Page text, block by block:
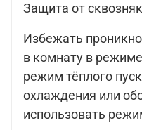
Защита от
Избежать
в комнату в
режим тёплого
охлаждения или
использовать